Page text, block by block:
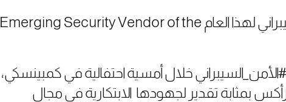
حازت سايبرأكس على جائزة أفضل مورد للأمن السيبراني لهذا العام Emerging Security Vendor of the
خلال أمسية احتفالية في كمبينسكي،
بمثابة تقدير لجهودها الابتكارية في مجال